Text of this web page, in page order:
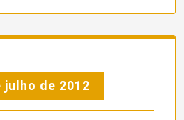
julho de 2012